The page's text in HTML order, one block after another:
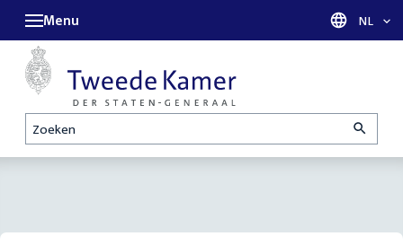
Zoeken
Menu Taal
NL